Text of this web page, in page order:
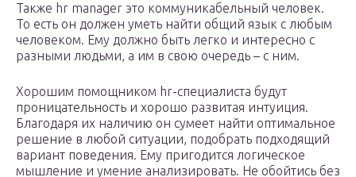
Также hr manager это коммуникабельный человек.
То есть он должен уметь найти общий язык с любым
человеком. Ему должно быть легко и интересно с
разными людьми, а им в свою очередь – с ним.
Хорошим помощником hr-специалиста будут
проницательность и хорошо развитая интуиция.
Благодаря их наличию он сумеет найти оптимальное
решение в любой ситуации, подобрать подходящий
вариант поведения. Ему пригодится логическое
мышление и умение анализировать. Не обойтись без